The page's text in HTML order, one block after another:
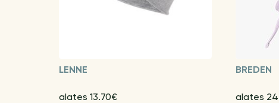
LENNE
alates 13.70€
BREDEN
alates